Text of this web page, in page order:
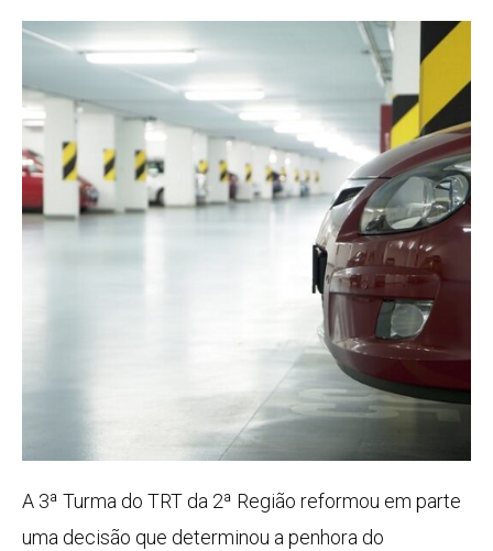
A 3ª Turma do TRT da 2ª Região reformou em parte
uma decisão que determinou a penhora do